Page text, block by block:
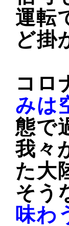
運転
ど掛
コロ
みは
態で
我々
た大
そう
味わ